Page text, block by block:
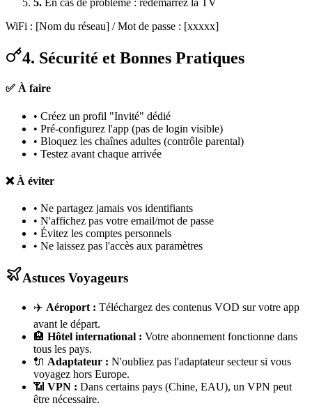
5. En cas de problème : redémarrez la TV
WiFi : [Nom du réseau] / Mot de passe : [xxxxx]
4. Sécurité et Bonnes Pratiques
✅ À faire
• Créez un profil "Invité" dédié
• Pré-configurez l'app (pas de login visible)
• Bloquez les chaînes adultes (contrôle parental)
• Testez avant chaque arrivée
❌ À éviter
• Ne partagez jamais vos identifiants
• N'affichez pas votre email/mot de passe
• Évitez les comptes personnels
• Ne laissez pas l'accès aux paramètres
Astuces Voyageurs
✈️ Aéroport : Téléchargez des contenus VOD sur votre app
avant le départ.
🏨 Hôtel international : Votre abonnement fonctionne dans
tous les pays.
🔌 Adaptateur : N'oubliez pas l'adaptateur secteur si vous
voyagez hors Europe.
📶 VPN : Dans certains pays (Chine, EAU), un VPN peut
être nécessaire.